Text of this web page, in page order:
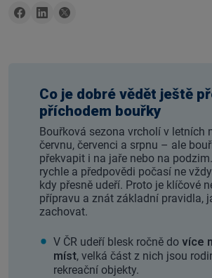
Co je dobré vědět ještě
příchodem bouřky
Bouřková sezona vrcholí v letních
červnu, červenci a srpnu – ale
překvapit i na jaře nebo na
rychle a předpovědi počasí ne
kdy přesně udeří. Proto je klíčové
přípravu a znát základní pravidla,
zachovat.
V ČR udeří blesk ročně do více
míst, velká část z nich jsou
rekreační objekty.